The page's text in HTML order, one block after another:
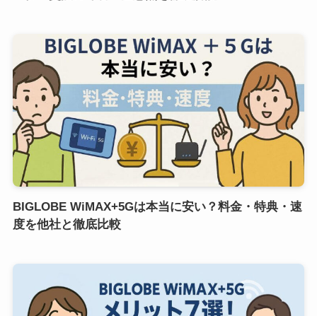
BIGLOBE WiMAX+5Gは本当に安い？料金・特典・速
度を他社と徹底比較